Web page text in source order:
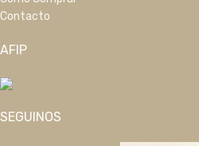
Contacto
AFIP
SEGUINOS